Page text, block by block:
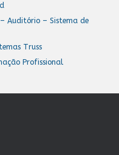
Auditório – Sistema de
Truss
Profissional